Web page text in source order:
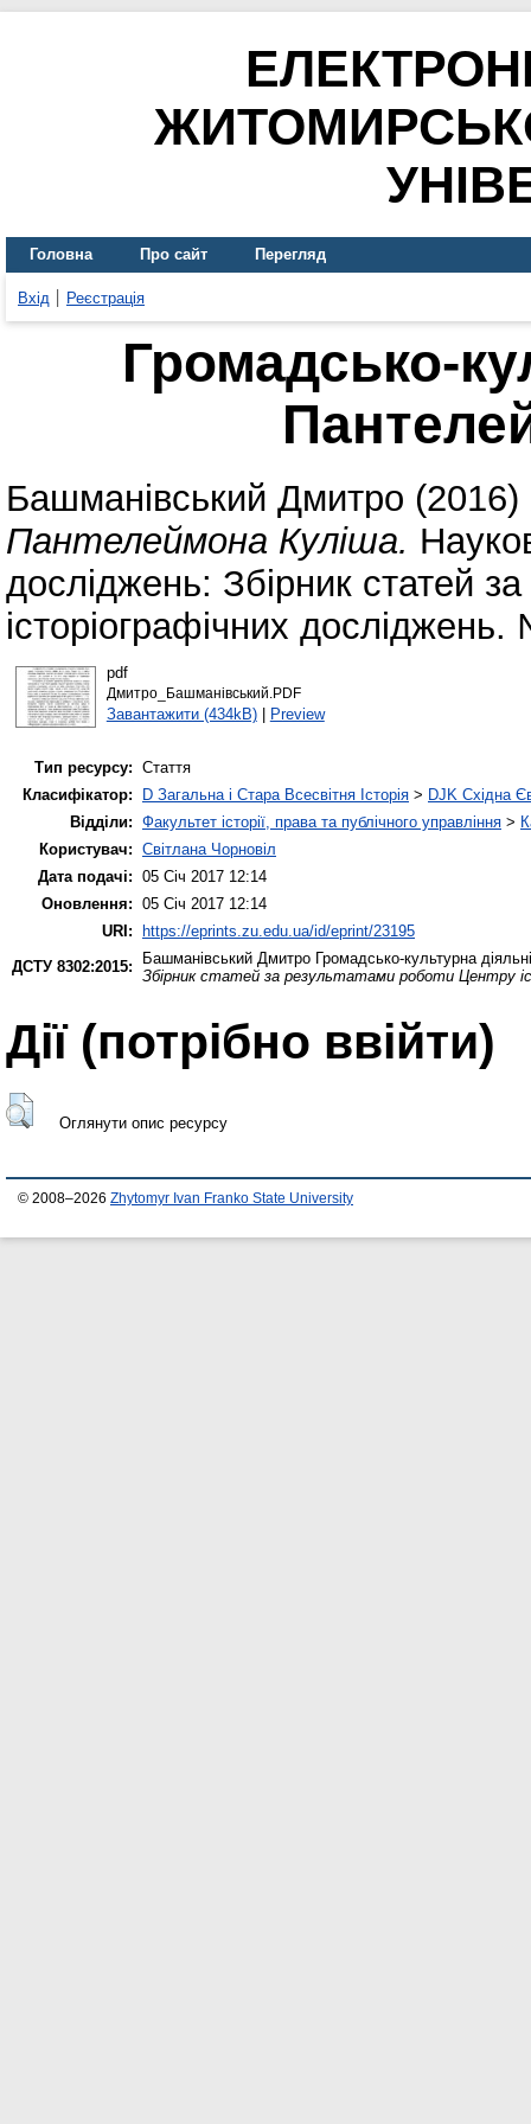
Головна Про сайт Перегляд
Вхід Реєстрація
Громадсько-
Башманівський Дмитро (2016)
Пантелеймона Куліша.
досліджень: Збірник статей
історіографічних
pdf
Дмитро_Башманівський.PDF
Завантажити (434kB)| Preview
Тип ресурсу: Стаття
Класифікатор:
D Загальна і Стара Всесвітня Історія > DJK Східна
Відділи: Факультет історії, права та публічного управління >
Користувач: Світлана Чорновіл
Дата подачі: 05 Січ 2017 12:14
Оновлення: 05 Січ 2017 12:14
URI:
https://eprints.zu.edu.ua/id/eprint/23195
ДСТУ 8302:2015:
Башманівський Дмитро Громадсько-культурна
Збірник статей за результатами роботи Центру
Дії ​​(потрібно ввійти)
Оглянути опис ресурсу
© 2008–2026 Zhytomyr Ivan Franko State University